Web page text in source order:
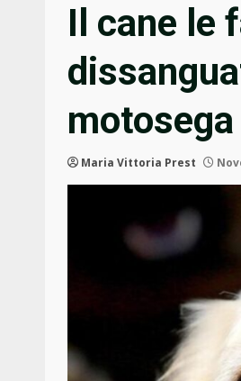
Il cane le
motosega
Maria Vittoria Prest